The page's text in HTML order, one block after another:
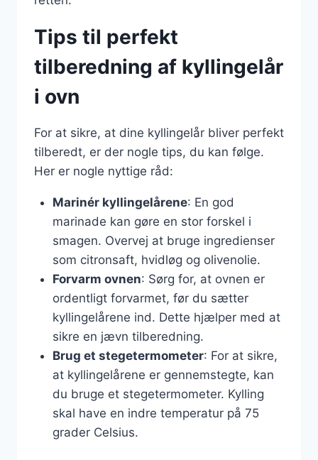
Tips til perfekt
tilberedning af kyllingelår
i ovn
For at sikre, at dine kyllingelår bliver perfekt
tilberedt, er der nogle tips, du kan følge.
Her er nogle nyttige råd:
Marinér kyllingelårene: En god
marinade kan gøre en stor forskel i
smagen. Overvej at bruge ingredienser
som citronsaft, hvidløg og olivenolie.
Forvarm ovnen: Sørg for, at ovnen er
ordentligt forvarmet, før du sætter
kyllingelårene ind. Dette hjælper med at
sikre en jævn tilberedning.
Brug et stegetermometer: For at sikre,
at kyllingelårene er gennemstegte, kan
du bruge et stegetermometer. Kylling
skal have en indre temperatur på 75
grader Celsius.